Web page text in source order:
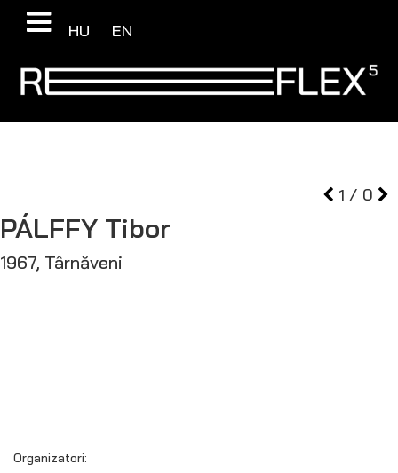
HU EN
1 / 0
PÁLFFY Tibor
1967, Târnăveni
Organizatori: